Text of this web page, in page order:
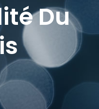
Du